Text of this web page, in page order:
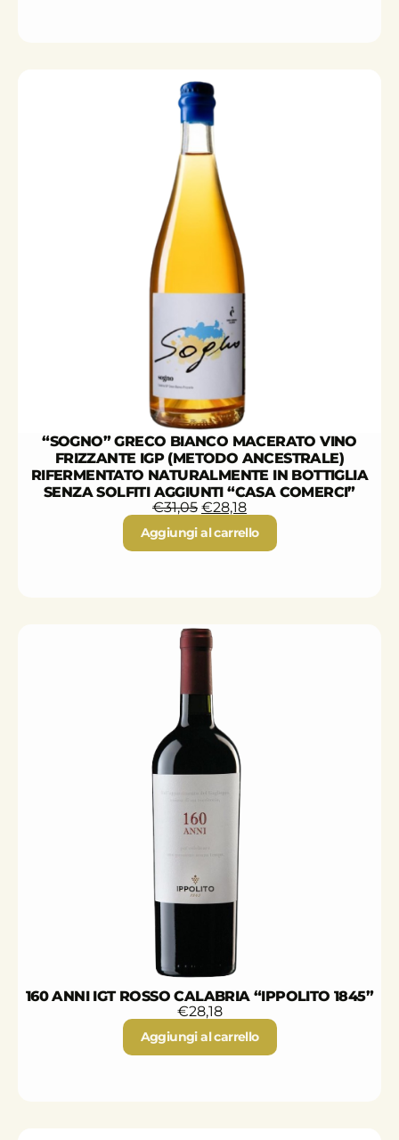
“SOGNO” GRECO BIANCO MACERATO VINO
FRIZZANTE IGP (METODO ANCESTRALE)
RIFERMENTATO NATURALMENTE IN BOTTIGLIA
SENZA SOLFITI AGGIUNTI “CASA COMERCI”
€31,05 €28,18
Aggiungi al carrello
160 ANNI IGT ROSSO CALABRIA “IPPOLITO 1845”
€28,18
Aggiungi al carrello